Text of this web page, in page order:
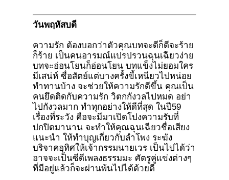
วันพฤหัสบดี
ความรัก ต้องบอกว่าตัวคุณบทจะดีก็ดีจะร้าย
ก็ร้าย เป็นคนอารมณ์แปรปรวนฉุนเฉียวง่าย
บทจะอ่อนโยนก็อ่อนโยน บทแข็งไม่ยอมใคร
มีเสน่ห์ ซื่อสัตย์แต่บางครั้งขี้เหนียวไปหน่อย
ทำทานบ้าง จะช่วยให้ความรักดีขึ้น คุณเป็น
คนยึดติดกับความรัก วิตกกังวลไปหมด อย่า
ไปกังวลมาก ทำทุกอย่างให้ดีที่สุด ในปี59
เรื่องที่ระวัง คือจะมีมาเปิดโปงความรับที่
ปกปิดมานาน จะทำให้คุณฉุนเฉียวชื่อเสียง
แนะนำ ให้ทำบุญเกี่ยวกับลำโพง ระฆัง
บริจาคอุทิศให้เจ้ากรรมนายเวร เป็นไปได้ว่า
อาจจะเป็นซีดีเพลงธรรมมะ ศัตรูคู่แข่งต่างๆ
ที่มีอยู่แล้วก็จะผ่านพ้นไปได้ด้วยดี